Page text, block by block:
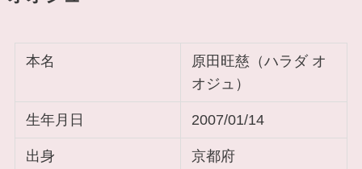
本名
原田旺慈（ハラダ オ
オジュ）
生年月日 2007/01/14
出身 京都府